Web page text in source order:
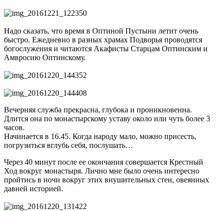
Надо сказать, что время в Оптиной Пустыни летит очень
быстро. Ежедневно в разных храмах Подворья проводятся
богослужения и читаются Акафисты Старцам Оптинским и
Амвросию Оптинскому.
Вечерняя служба прекрасна, глубока и проникновенна.
Длится она по монастырскому уставу около или чуть более 3
часов.
Начинается в 16.45. Когда народу мало, можно присесть,
погрузиться вглубь себя, послушать…
Через 40 минут после ее окончания совершается Крестный
Ход вокруг монастыря. Лично мне было очень интересно
пройтись в ночи вокруг этих внушительных стен, овеянных
давней историей.